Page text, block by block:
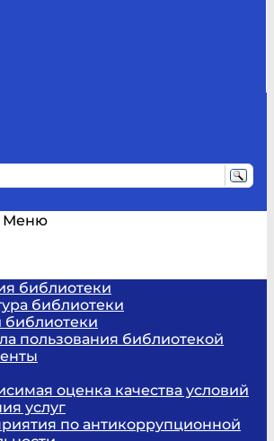
Меню
библиотеки
библиотеки
библиотеки
пользования библиотекой
оценка качества условий
услуг
по антикоррупционной